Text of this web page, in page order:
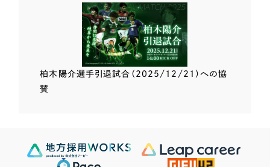
柏木陽介選手引退試合（2025/12/21）への協
賛